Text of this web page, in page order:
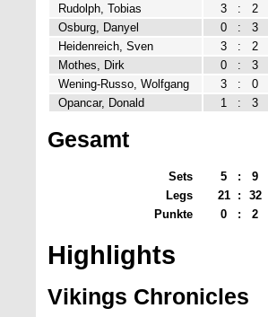
Rudolph, Tobias
3 : 2
Osburg, Danyel
0 : 3
Heidenreich, Sven
3 : 2
Mothes, Dirk
0 : 3
Wening-Russo, Wolfgang
3 : 0
Opancar, Donald
1 : 3
Gesamt
Sets 5 :
9
Legs
21 :
32
Punkte
0 : 2
Highlights
Vikings Chronicles